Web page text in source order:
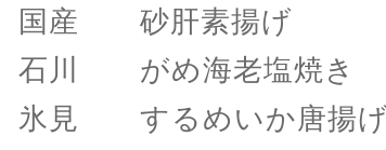
国産 砂肝素揚
石川 がめ海老塩
氷見 するめいか